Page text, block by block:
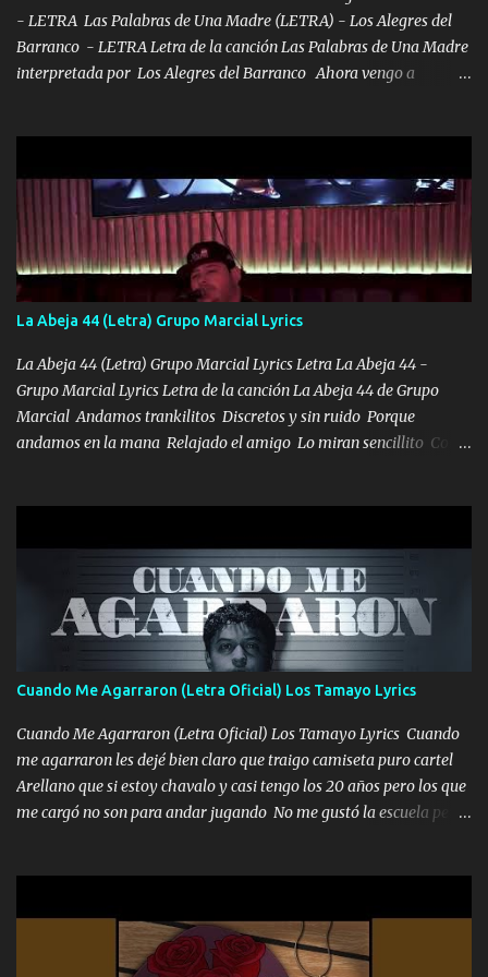
- LETRA Las Palabras de Una Madre (LETRA) - Los Alegres del
Barranco - LETRA Letra de la canción Las Palabras de Una Madre
interpretada por Los Alegres del Barranco Ahora vengo a
quiso, él tiempo sigue pasando y nunca te olvidaremos, aquí
seguiré esperando hasta volvernos a vernos El recuerdo que yo
tengo de mi mente no se va, en mi corazón me llevo lo mismo que
tu papá, a veces me pongo triste porque no puedo mirarte, mas se
que tu me escuchas porque tu eres mi gran ángel, El desespero me
llega para reunirme contigo, tu iluminas mi sendero por siempre
serás mi niño, del amor que yo te tengo es co...
La Abeja 44 (Letra) Grupo Marcial Lyrics
La Abeja 44 (Letra) Grupo Marcial Lyrics Letra La Abeja 44 -
Grupo Marcial Lyrics Letra de la canción La Abeja 44 de Grupo
Marcial Andamos trankilitos Discretos y sin ruido Porque
andamos en la mana Relajado el amigo Lo miran sencillito Con
coronamos Se jala los marciales Y sus guitarras ya van sonando
Un gallardo me prendo Para agarrar el vuelo y la mente y
tranquilizando Tomense un buen trago Y así es como empezamos
los versos que voy cantando (Music) A vido alta y bajas La carreta
se atora Pero nunca le aflojamos Ya me han pasado cosas Y
aunque ustedes no sepan Pero la vida es muy corta Hay que
echarle chingazos Y seguir trabajando porque nada es...
Cuando Me Agarraron (Letra Oficial) Los Tamayo Lyrics
Cuando Me Agarraron (Letra Oficial) Los Tamayo Lyrics Cuando
me agarraron les dejé bien claro que traigo camiseta puro cartel
Arellano que si estoy chavalo y casi tengo los 20 años pero los que
me cargó no son para andar jugando No me gustó la escuela pero
Yo Soy El De Las Pacas Sobrino Del Brazo Armad0 Con mi Glock
fajado y mi R terciado me van a ver allá por TJ para un licenciado
mando un abrazo andamos al cien Choritas también Música